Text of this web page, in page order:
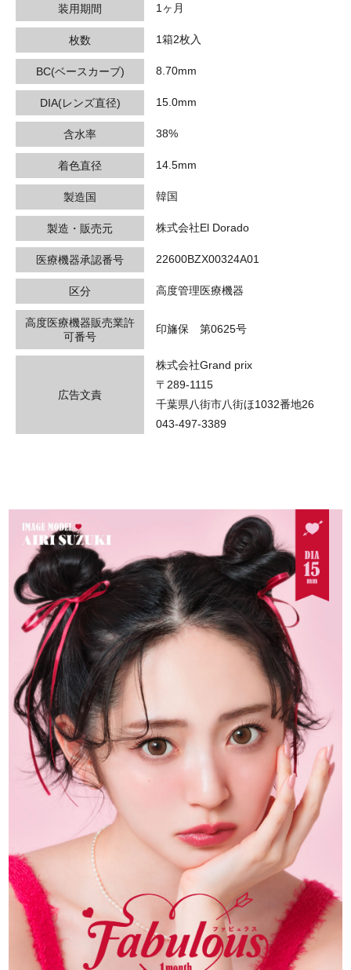
装用期間 1ヶ月
枚数 1箱2枚入
BC(ベースカーブ) 8.70mm
DIA(レンズ直径) 15.0mm
含水率 38%
着色直径 14.5mm
製造国 韓国
製造・販売元 株式会社El Dorado
医療機器承認番号 22600BZX00324A01
区分 高度管理医療機器
高度医療機器販売業許
可番号
印旛保 第0625号
広告文責
株式会社Grand prix
〒289-1115
千葉県八街市八街ほ1032番地26
043-497-3389